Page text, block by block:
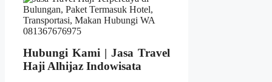
Hubungi Kami | Jasa Travel
Haji Alhijaz Indowisata